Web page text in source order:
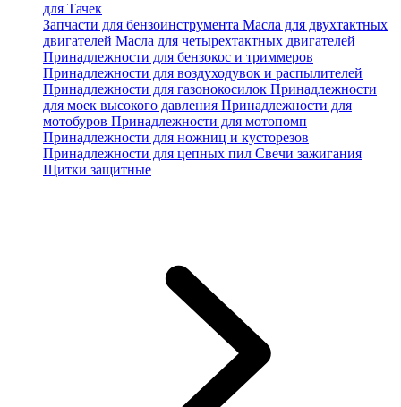
для Тачек
Запчасти для бензоинструмента Масла для двухтактных
двигателей Масла для четырехтактных двигателей
Принадлежности для бензокос и триммеров
Принадлежности для воздуходувок и распылителей
Принадлежности для газонокосилок Принадлежности
для моек высокого давления Принадлежности для
мотобуров Принадлежности для мотопомп
Принадлежности для ножниц и кусторезов
Принадлежности для цепных пил Свечи зажигания
Щитки защитные